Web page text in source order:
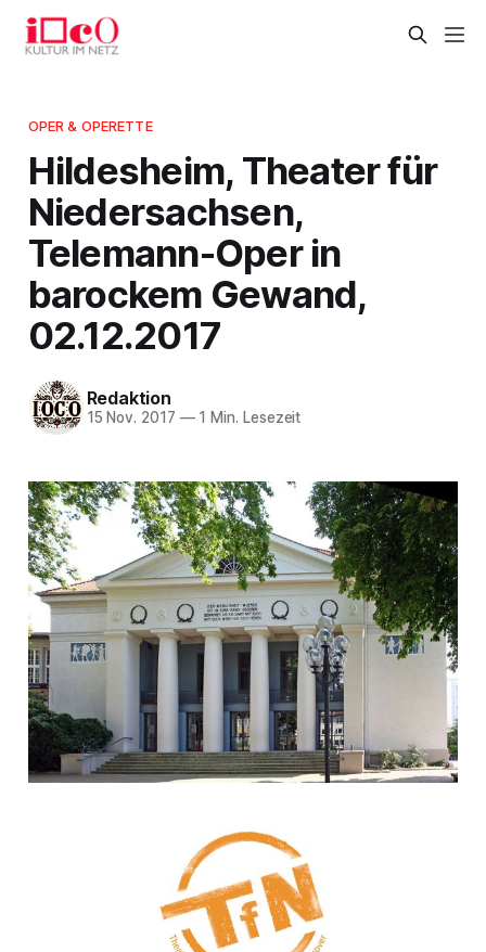
OPER & OPERETTE
Hildesheim, Theater für
Niedersachsen,
Telemann-Oper in
barockem Gewand,
02.12.2017
Redaktion
15 Nov. 2017 —1 Min. Lesezeit